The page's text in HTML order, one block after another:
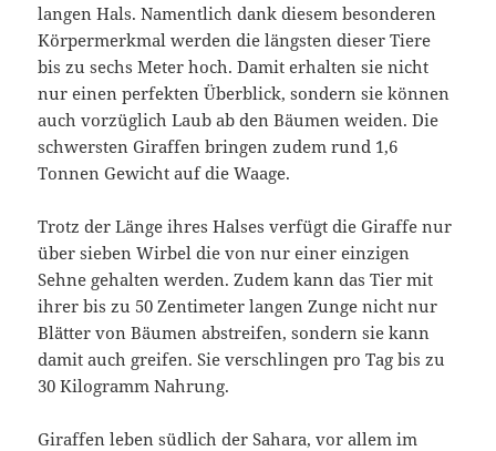
langen Hals. Namentlich dank diesem besonderen
Körpermerkmal werden die längsten dieser Tiere
bis zu sechs Meter hoch. Damit erhalten sie nicht
nur einen perfekten Überblick, sondern sie können
auch vorzüglich Laub ab den Bäumen weiden. Die
schwersten Giraffen bringen zudem rund 1,6
Tonnen Gewicht auf die Waage.
Trotz der Länge ihres Halses verfügt die Giraffe nur
über sieben Wirbel die von nur einer einzigen
Sehne gehalten werden. Zudem kann das Tier mit
ihrer bis zu 50 Zentimeter langen Zunge nicht nur
Blätter von Bäumen abstreifen, sondern sie kann
damit auch greifen. Sie verschlingen pro Tag bis zu
30 Kilogramm Nahrung.
Giraffen leben südlich der Sahara, vor allem im